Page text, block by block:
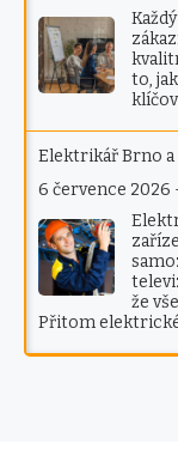
to,
Elektrikář Brno
6 července 2026
že
Přitom